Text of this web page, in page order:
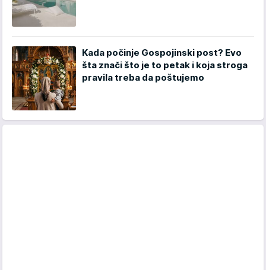
Kada počinje Gospojinski post? Evo
šta znači što je to petak i koja stroga
pravila treba da poštujemo